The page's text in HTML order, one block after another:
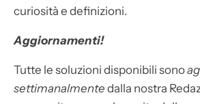
curiosità e definizioni.
Aggiornamenti!
Tutte le soluzioni disponibili sono
settimanalmente dalla nostra